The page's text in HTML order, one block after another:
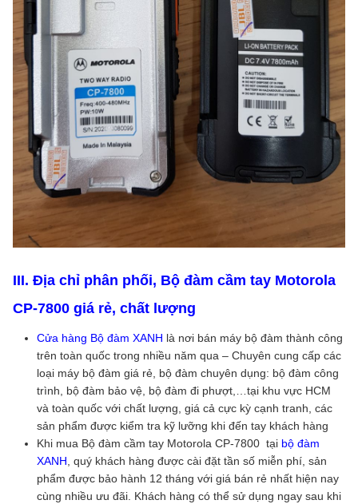
III. Địa chỉ phân phối, Bộ đàm cầm tay Motorola
CP-7800 giá rẻ, chất lượng
Cửa hàng Bộ đàm XANH là nơi bán máy bộ đàm thành công
trên toàn quốc trong nhiều năm qua – Chuyên cung cấp các
loại máy bộ đàm giá rẻ, bộ đàm chuyên dụng: bộ đàm công
trình, bộ đàm bảo vệ, bộ đàm đi phượt,…tại khu vực HCM
và toàn quốc với chất lượng, giá cả cực kỳ cạnh tranh, các
sản phẩm được kiểm tra kỹ lưỡng khi đến tay khách hàng
Khi mua Bộ đàm cầm tay Motorola CP-7800 tại bộ đàm
XANH, quý khách hàng được cài đặt tần số miễn phí, sản
phẩm được bảo hành 12 tháng với giá bán rẻ nhất hiện nay
cùng nhiều ưu đãi. Khách hàng có thể sử dụng ngay sau khi